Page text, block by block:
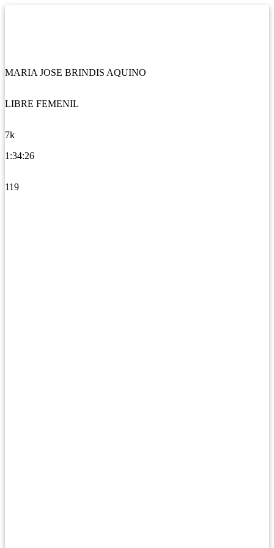
MARIA JOSE BRINDIS AQUINO
LIBRE FEMENIL
7k
1:34:26
119